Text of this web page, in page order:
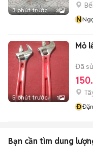
3 phút trước 3
N
5 phút trước 1
Mỏ
Đã
Đ
Bạn cần tìm dung